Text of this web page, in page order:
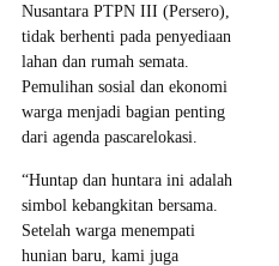
Nusantara PTPN III (Persero),
tidak berhenti pada penyediaan
lahan dan rumah semata.
Pemulihan sosial dan ekonomi
warga menjadi bagian penting
dari agenda pascarelokasi.
“Huntap dan huntara ini adalah
simbol kebangkitan bersama.
Setelah warga menempati
hunian baru, kami juga